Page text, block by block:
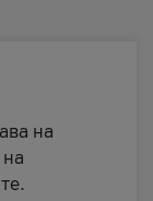
на